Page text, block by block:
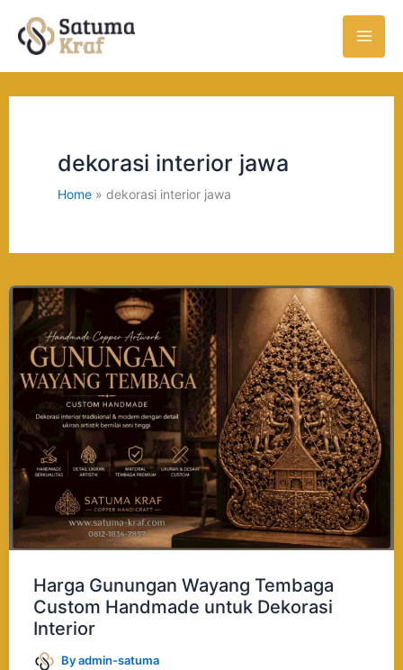
dekorasi interior jawa
Home dekorasi interior jawa
Harga Gunungan Wayang Tembaga
Custom Handmade untuk Dekorasi
Interior
Byadmin-satuma
Harga
Gunungan
Wayang
Tembaga
Custom
Handmade
untuk
Dekorasi